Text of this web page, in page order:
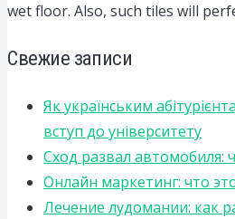
wet floor. Also, such tiles will
Свежие записи
Як українським
вступ до університету
Сход развал автомобиля:
Онлайн маркетинг: что
Лечение лудомании: как